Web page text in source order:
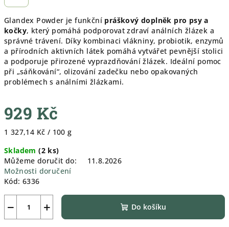
Glandex Powder je funkční práškový doplněk pro psy a
kočky, který pomáhá podporovat zdraví análních žlázek a
správné trávení. Díky kombinaci vlákniny, probiotik, enzymů
a přírodních aktivních látek pomáhá vytvářet pevnější stolici
a podporuje přirozené vyprazdňování žlázek. Ideální pomoc
při „sáňkování“, olizování zadečku nebo opakovaných
problémech s análními žlázkami.
929 Kč
Měrná
1 327,14 Kč / 100 g
Skladem(2 ks)
Můžeme doručit do:
11.8.2026
Možnosti doručení
Kód: 6336
+
− Do košíku